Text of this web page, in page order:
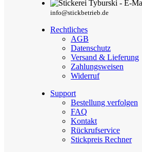
info@stickbetrieb.de
Rechtliches
AGB
Datenschutz
Versand & Lieferung
Zahlungsweisen
Widerruf
Support
Bestellung verfolgen
FAQ
Kontakt
Rückrufservice
Stickpreis Rechner